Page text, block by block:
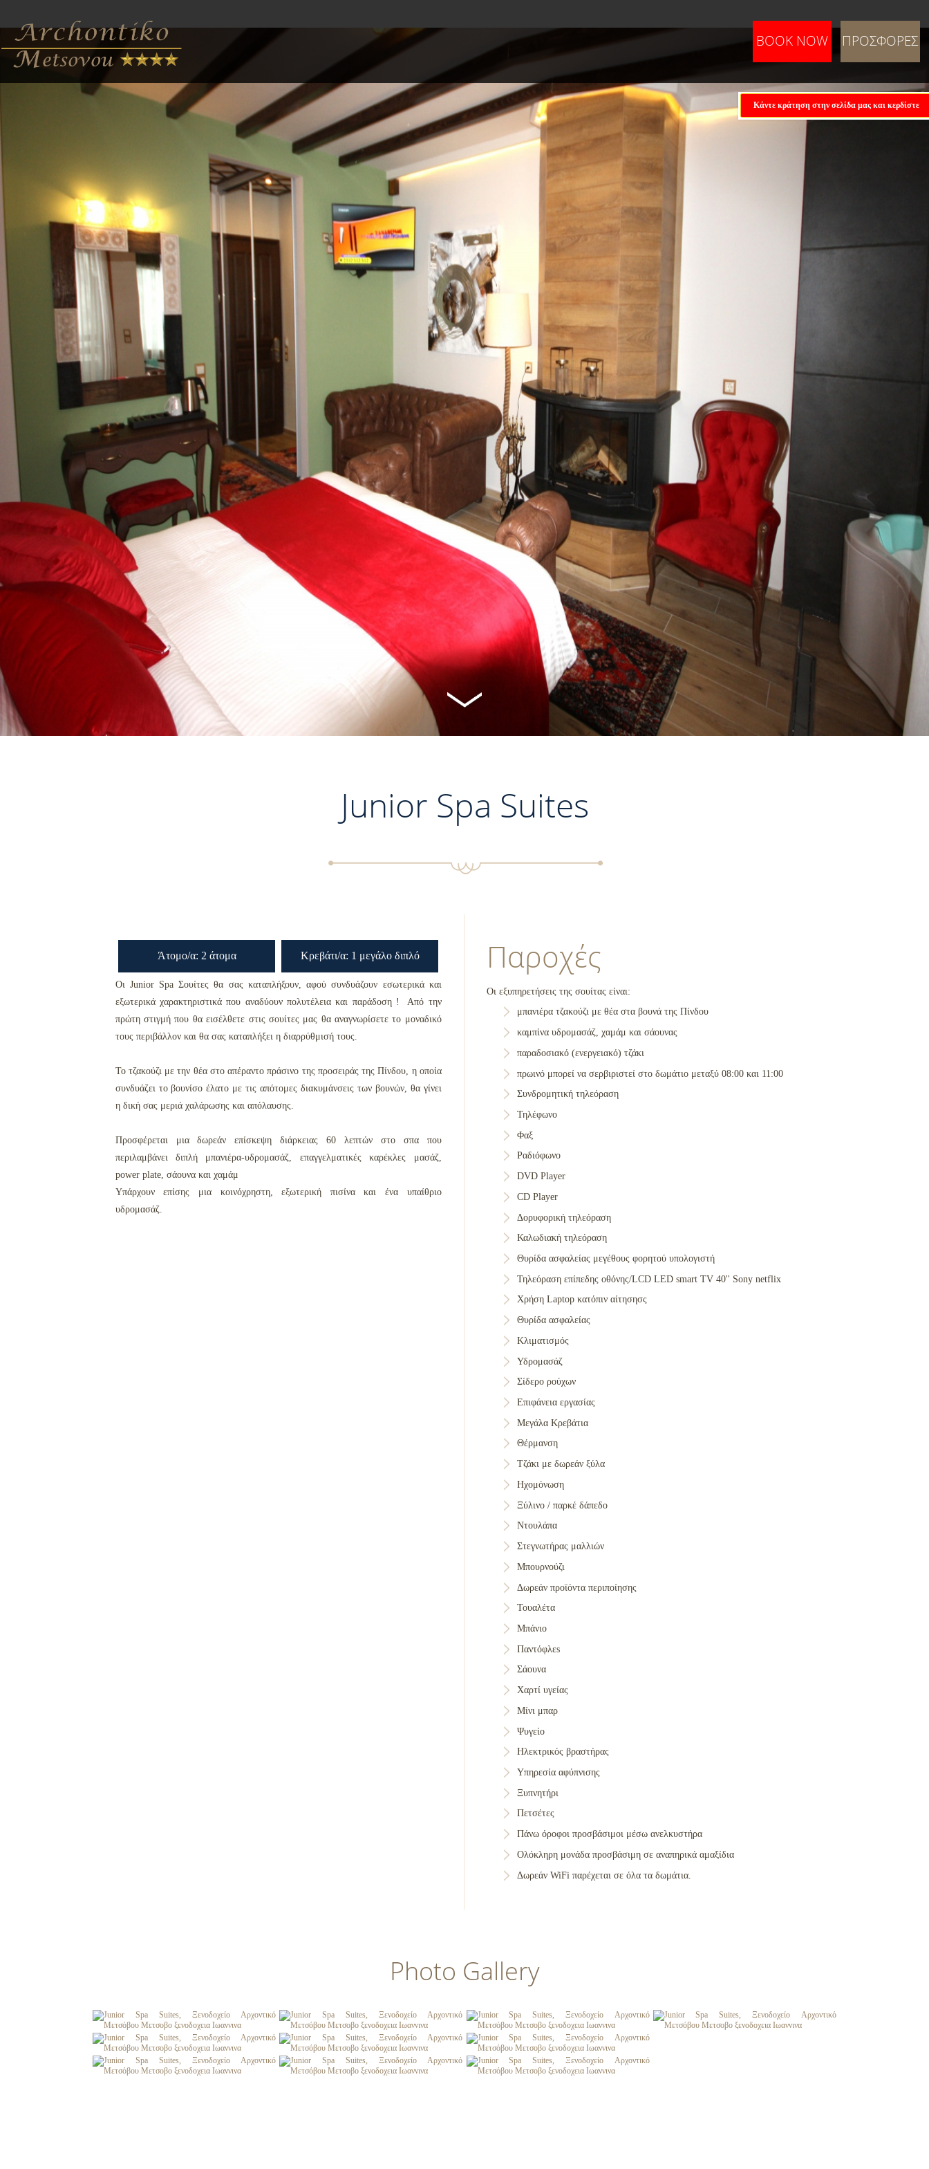
ΠΡΟΣΦΟΡΕΣ
BOOK NOW
Κάντε κράτηση στην σελίδα μας και κερδίστε
Junior Spa Suites
Άτομο/α: 2 άτομα Κρεβάτι/α: 1 μεγάλο διπλό
Οι Junior Spa Σουίτες θα σας καταπλήξουν, αφού συνδυάζουν εσωτερικά και
εξωτερικά χαρακτηριστικά που αναδύουν πολυτέλεια και παράδοση ! Από την
πρώτη στιγμή που θα εισέλθετε στις σουίτες μας θα αναγνωρίσετε το μοναδικό
τους περιβάλλον και θα σας καταπλήξει η διαρρύθμισή τους.
Το τζακούζι με την θέα στο απέραντο πράσινο της προσειράς της Πίνδου, η οποία
συνδυάζει το βουνίσο έλατο με τις απότομες διακυμάνσεις των βουνών, θα γίνει
η δική σας μεριά χαλάρωσης και απόλαυσης.
Προσφέρεται μια δωρεάν επίσκεψη διάρκειας 60 λεπτών στο σπα που
περιλαμβάνει διπλή μπανιέρα-υδρομασάζ, επαγγελματικές καρέκλες μασάζ,
power plate, σάουνα και χαμάμ
Υπάρχουν επίσης μια κοινόχρηστη, εξωτερική πισίνα και ένα υπαίθριο
υδρομασάζ.
Παροχές
Οι εξυπηρετήσεις της σουίτας είναι:
μπανιέρα τζακούζι με θέα στα βουνά της Πίνδου
καμπίνα υδρομασάζ, χαμάμ και σάουνας
παραδοσιακό (ενεργειακό) τζάκι
πρωινό μπορεί να σερβιριστεί στο δωμάτιο μεταξύ 08:00 και 11:00
Συνδρομητική τηλεόραση
Τηλέφωνο
Φαξ
Ραδιόφωνο
DVD Player
CD Player
Δορυφορική τηλεόραση
Καλωδιακή τηλεόραση
Θυρίδα ασφαλείας μεγέθους φορητού υπολογιστή
Τηλεόραση επίπεδης οθόνης/LCD LED smart TV 40'' Sony netflix
Χρήση Laptop κατόπιν αίτησησς
Θυρίδα ασφαλείας
Κλιματισμός
Υδρομασάζ
Σίδερο ρούχων
Επιφάνεια εργασίας
Μεγάλα Κρεβάτια
Θέρμανση
Τζάκι με δωρεάν ξύλα
Ηχομόνωση
Ξύλινο / παρκέ δάπεδο
Ντουλάπα
Στεγνωτήρας μαλλιών
Μπουρνούζι
Δωρεάν προϊόντα περιποίησης
Τουαλέτα
Μπάνιο
Παντόφλεs
Σάουνα
Χαρτί υγείας
Μίνι μπαρ
Ψυγείο
Ηλεκτρικός βραστήρας
Υπηρεσία αφύπνισης
Ξυπνητήρι
Πετσέτες
Πάνω όροφοι προσβάσιμοι μέσω ανελκυστήρα
Ολόκληρη μονάδα προσβάσιμη σε αναπηρικά αμαξίδια
Δωρεάν WiFi παρέχεται σε όλα τα δωμάτια.
Photo Gallery